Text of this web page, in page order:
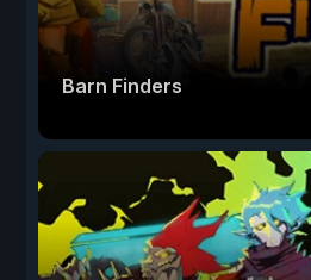
Barn Finders